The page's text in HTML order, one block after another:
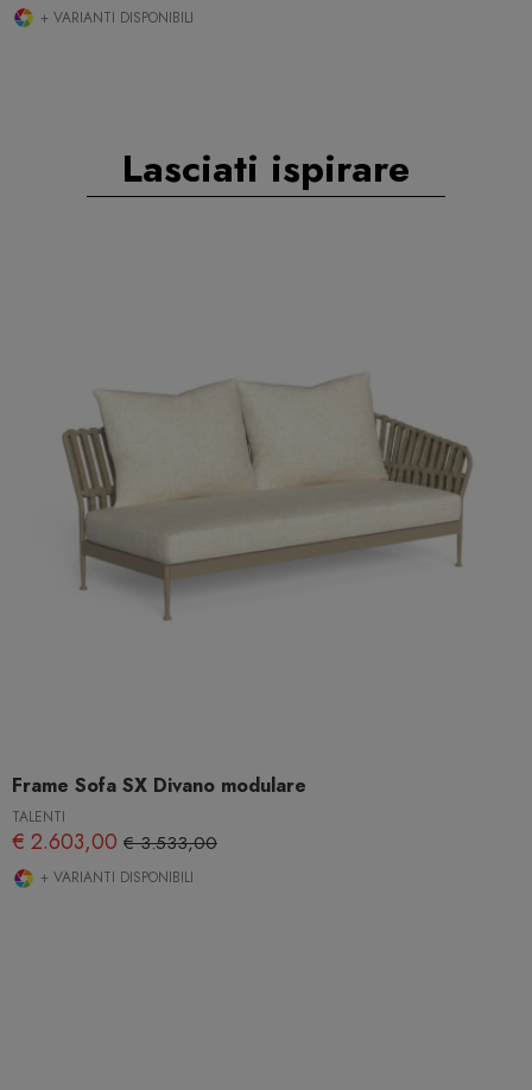
+ VARIANTI DISPONIBILI
Lasciati ispirare
Frame Sofa SX Divano modulare
TALENTI
€ 2.603,00 € 3.533,00
+ VARIANTI DISPONIBILI